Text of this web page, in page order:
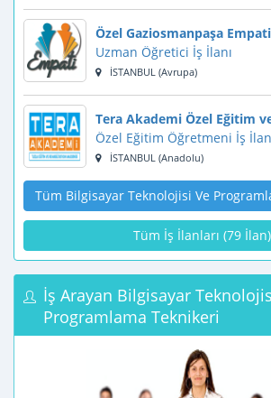
Özel Gaziosmanpaşa
Uzman Öğretici İş İlanı
İSTANBUL (Avrupa)
Tera Akademi Özel Eğitim
Özel Eğitim Öğretmeni İş
İSTANBUL (Anadolu)
Tüm Bilgisayar Teknolojisi Ve
Tüm İş İlanları (79 İlan)
İş Arayan Bilgisayar
Programlama Teknikeri